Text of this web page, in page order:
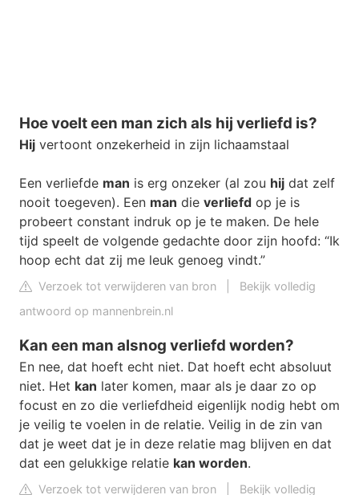
Hoe voelt een man zich als hij verliefd is?
Hij vertoont onzekerheid in zijn lichaamstaal
Een verliefde man is erg onzeker (al zou hij dat zelf
nooit toegeven). Een man die verliefd op je is
probeert constant indruk op je te maken. De hele
tijd speelt de volgende gedachte door zijn hoofd: “Ik
hoop echt dat zij me leuk genoeg vindt.”
Verzoek tot verwijderen van bron
Bekijk volledig
antwoord op mannenbrein.nl
Kan een man alsnog verliefd worden?
En nee, dat hoeft echt niet. Dat hoeft echt absoluut
niet. Het kan later komen, maar als je daar zo op
focust en zo die verliefdheid eigenlijk nodig hebt om
je veilig te voelen in de relatie. Veilig in de zin van
dat je weet dat je in deze relatie mag blijven en dat
dat een gelukkige relatie kan worden.
Verzoek tot verwijderen van bron
Bekijk volledig